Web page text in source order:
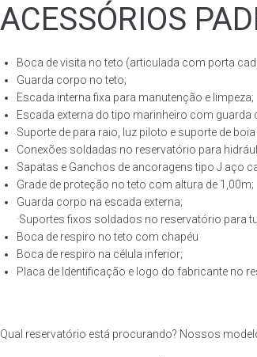
ACESSÓRIOS
Boca de visita no teto (articulada com porta
Guarda corpo no teto;
Escada interna fixa para manutenção e limpeza;
Escada externa do tipo marinheiro com guarda
Suporte de para raio, luz piloto e suporte de boia
Conexões soldadas no reservatório para
Sapatas e Ganchos de ancoragens tipo J aço
Grade de proteção no teto com altura de 1,00m;
Guarda corpo na escada externa;
·Suportes fixos soldados no reservatório para
Boca de respiro no teto com chapéu
Boca de respiro na célula inferior;
Placa de Identificação e logo do fabricante no
Qual reservatório está procurando? Nossos